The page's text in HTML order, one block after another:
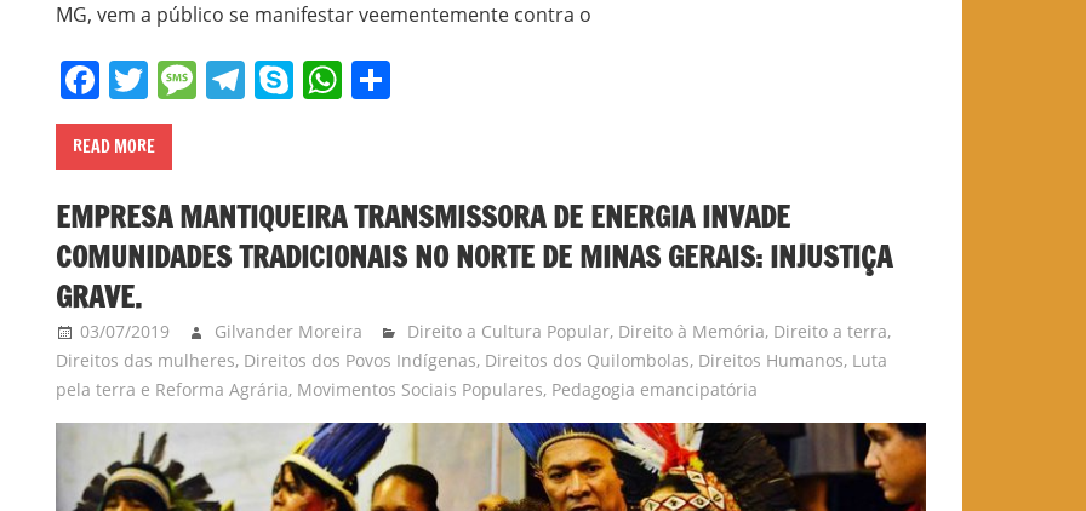
MG, vem a público se manifestar veementemente contra o
Facebook
Twitter
Message
Telegram
SkypeWhatsApp
READ MORE
EMPRESA MANTIQUEIRA TRANSMISSORA DE ENERGIA INVADE
COMUNIDADES TRADICIONAIS NO NORTE DE MINAS GERAIS: INJUSTIÇA
GRAVE.
03/07/2019 Gilvander Moreira Direito a Cultura Popular, Direito à Memória, Direito a terra,
Direitos das mulheres, Direitos dos Povos Indígenas, Direitos dos Quilombolas, Direitos Humanos, Luta
pela terra e Reforma Agrária, Movimentos Sociais Populares, Pedagogia emancipatória